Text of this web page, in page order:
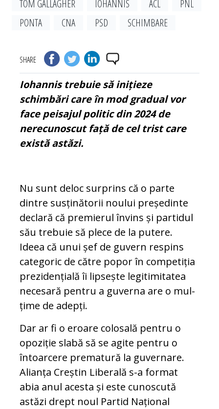
TOM GALLAGHER IOHANNIS ACL
PNL
PONTA
CNA PSD SCHIMBARE
SHARE
Iohannis trebuie să inițieze
schimbări care în mod gradual vor
face peisajul politic din 2024 de
nerecunoscut față de cel trist care
există astăzi.
Nu sunt deloc surprins că o parte
dintre sus­ținătorii noului președinte
declară că premierul învins și partidul
său trebuie să plece de la putere.
Ideea că unui șef de gu­vern respins
categoric de către popor în competiția
prezidențială îi lipsește le­gitimitatea
necesară pen­tru a guverna are o mul­
ți­me de adepți.
Dar ar fi o eroare colosală pentru o
opoziție slabă să se agite pentru o
întoarcere prematură la guvernare.
Ali­anța Creștin Liberală s-a for­mat
abia anul acesta și es­te cunoscută
astăzi drept noul Partid Na­țional